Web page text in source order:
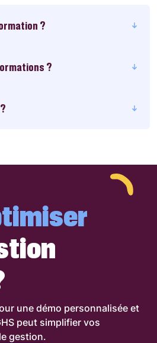
?
?
une démo personnalisée et
peut simplifier vos
gestion.